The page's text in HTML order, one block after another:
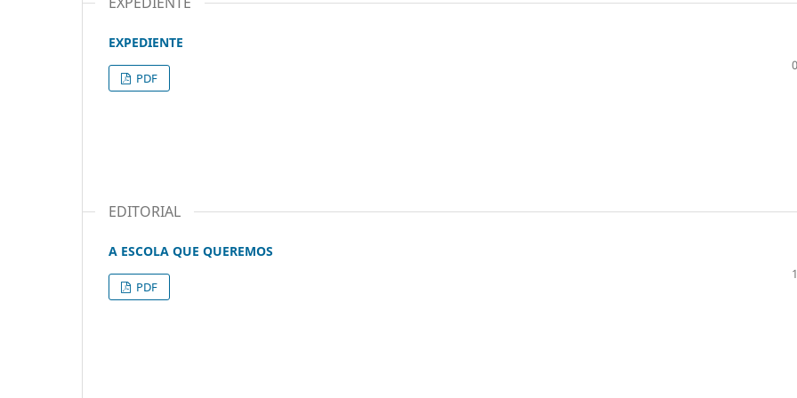
EXPEDIENTE
PDF
EDITORIAL
A ESCOLA QUE QUEREMOS
PDF